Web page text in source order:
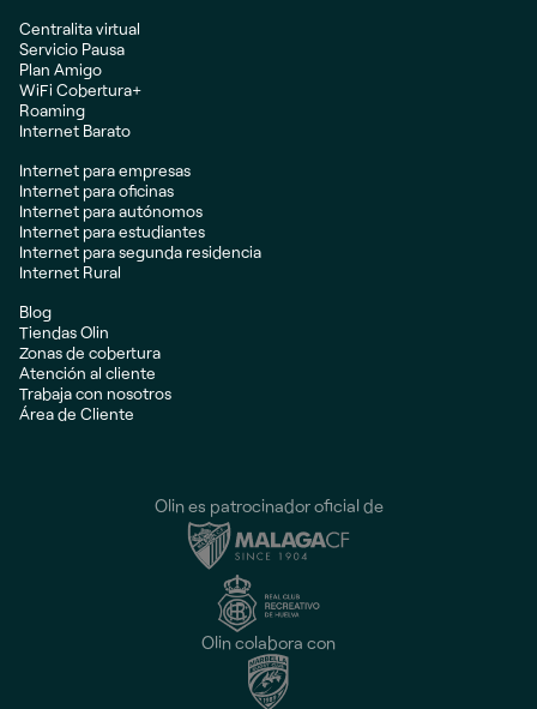
Centralita virtual
Servicio Pausa
Plan Amigo
WiFi Cobertura+
Roaming
Internet Barato
Internet para empresas
Internet para oficinas
Internet para autónomos
Internet para estudiantes
Internet para segunda residencia
Internet Rural
Blog
Tiendas Olin
Zonas de cobertura
Atención al cliente
Trabaja con nosotros
Área de Cliente
Olin es patrocinador oficial de
Olin colabora con